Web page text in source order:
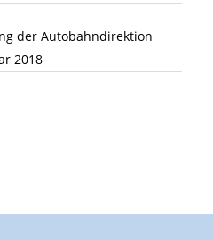
der Autobahndirektion
2018